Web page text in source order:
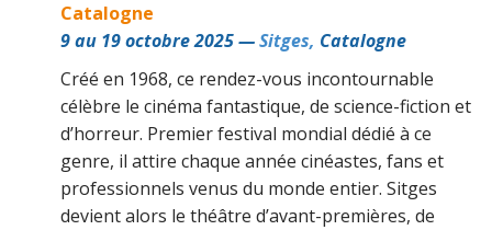
Catalogne
9 au 19 octobre 2025 —Sitges, Catalogne
Créé en 1968, ce rendez-vous incontournable
célèbre le cinéma fantastique, de science-fiction et
d’horreur. Premier festival mondial dédié à ce
genre, il attire chaque année cinéastes, fans et
professionnels venus du monde entier. Sitges
devient alors le théâtre d’avant-premières, de